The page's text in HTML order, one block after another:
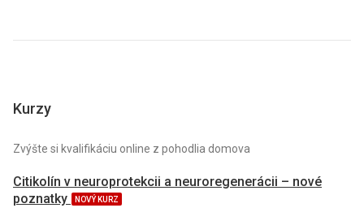
Kurzy
Zvýšte si kvalifikáciu online z pohodlia domova
Citikolín v neuroprotekcii a neuroregenerácii – nové
poznatky
NOVÝ KURZ